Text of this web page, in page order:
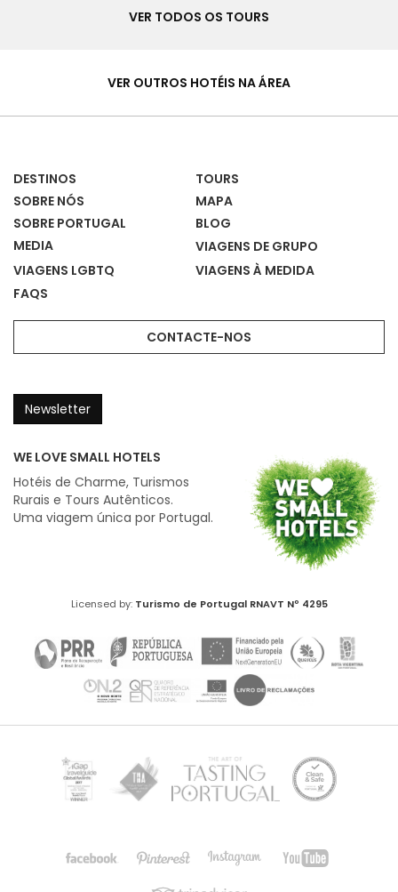
VER TODOS OS TOURS
Casas
VER OUTROS HOTÉIS NA ÁREA
DESTINOS
TOURS
SOBRE NÓS
MAPA
SOBRE PORTUGAL
BLOG
MEDIA
VIAGENS DE GRUPO
VIAGENS LGBTQ
VIAGENS À MEDIDA
FAQS
CONTACTE-NOS
Newsletter
WE LOVE SMALL HOTELS
Hotéis de Charme, Turismos
Rurais e Tours Autênticos.
Uma viagem única por Portugal.
Licensed by: Turismo de Portugal RNAVT Nº 4295